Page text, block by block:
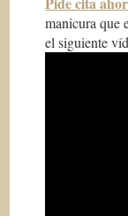
manicura que
el siguiente